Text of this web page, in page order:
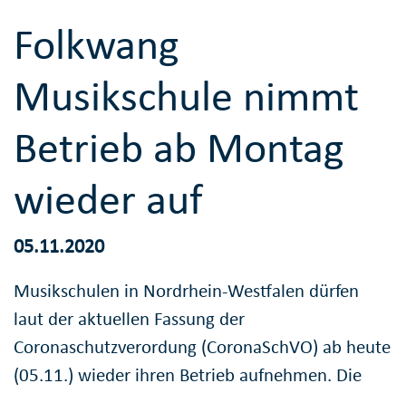
Folkwang
Musikschule nimmt
Betrieb ab Montag
wieder auf
05.11.2020
Musikschulen in Nordrhein-Westfalen dürfen
laut der aktuellen Fassung der
Coronaschutzverordung (CoronaSchVO) ab heute
(05.11.) wieder ihren Betrieb aufnehmen. Die